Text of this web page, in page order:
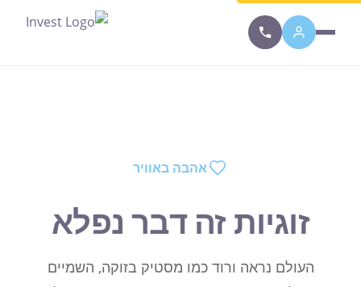
אהבה באוויר
זוגיות זה דבר נפלא
העולם נראה ורוד כמו מסטיק בזוקה, השמיים